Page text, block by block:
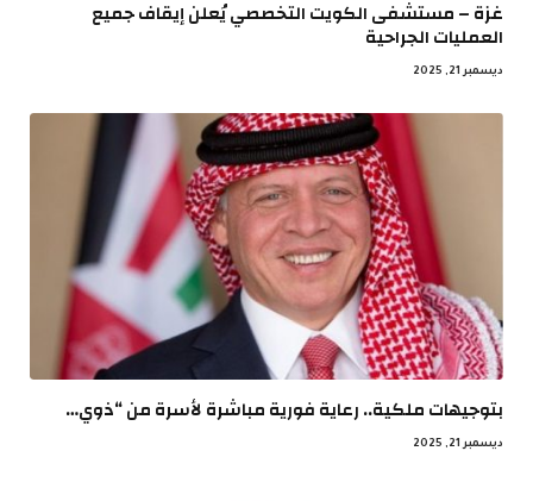
غزة – مستشفى الكويت التخصصي يُعلن إيقاف جميع
العمليات الجراحية
ديسمبر 21, 2025
بتوجيهات ملكية.. رعاية فورية مباشرة لأسرة من “ذوي…
ديسمبر 21, 2025